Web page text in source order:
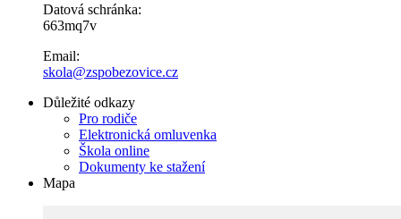
Datová schránka:
663mq7v
Email:
skola@zspobezovice.cz
Důležité odkazy
Pro rodiče
Elektronická omluvenka
Škola online
Dokumenty ke stažení
Mapa